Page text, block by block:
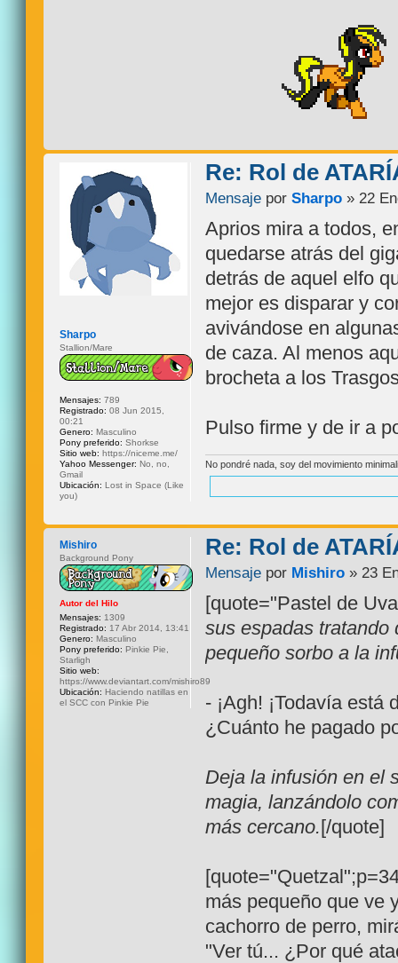
Re: Rol de
Mensaje porSharpo » 22
Aprios mira a todos,
quedarse atrás del
detrás de aquel elfo
mejor es disparar y
avivándose en
de caza. Al menos
brocheta a los
Pulso firme y de ir a
No pondré nada, soy del movimiento
Sharpo
Stallion/Mare
Mensajes: 789
Registrado: 08 Jun 2015,
00:21
Genero: Masculino
Pony preferido: Shorkse
Sitio web: https://niceme.me/
Yahoo Messenger: No, no,
Gmail
Ubicación: Lost in Space (Like
you)
Re: Rol de
Mensaje por Mishiro » 23
[quote="Pastel de
sus espadas tratando
pequeño sorbo a la
- ¡Agh! ¡Todavía
¿Cuánto he pagado
Deja la infusión en el
magia, lanzándolo
más cercano.[/quote]
más pequeño que ve
cachorro de perro,
"Ver tú... ¿Por qué
Mishiro
Background Pony
Autor del Hilo
Mensajes: 1309
Registrado: 17 Abr 2014, 13:41
Genero: Masculino
Pony preferido: Pinkie Pie,
Starligh
Sitio web:
https://www.deviantart.com/mishiro89
Ubicación: Haciendo natillas en
el SCC con Pinkie Pie